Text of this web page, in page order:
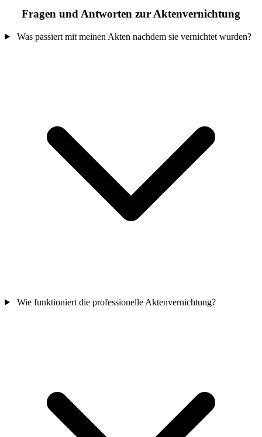
Fragen und Antworten zur Aktenvernichtung
Was passiert mit meinen Akten nachdem sie vernichtet wurden?
Wie funktioniert die professionelle Aktenvernichtung?